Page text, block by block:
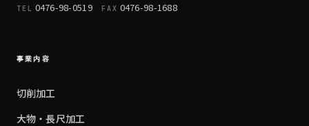
TEL 0476-98-0519 FAX 0476-98-1688
事業内容
切削加工
大物・長尺加工